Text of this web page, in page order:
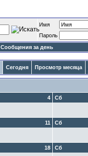
Имя
Пароль
Сообщения за день
Сегодня Просмотр месяца
4 Сб
11 Сб
18 Сб